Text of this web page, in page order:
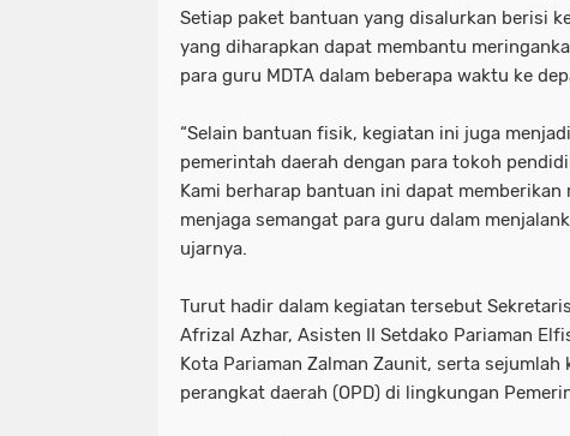
Setiap paket bantuan yang disalurkan berisi
yang diharapkan dapat membantu
para guru MDTA dalam beberapa waktu ke
“Selain bantuan fisik, kegiatan ini juga
pemerintah daerah dengan para tokoh
Kami berharap bantuan ini dapat memberikan
menjaga semangat para guru dalam
ujarnya.
Turut hadir dalam kegiatan tersebut
Afrizal Azhar, Asisten II Setdako Pariaman
Kota Pariaman Zalman Zaunit, serta sejumlah
perangkat daerah (OPD) di lingkungan